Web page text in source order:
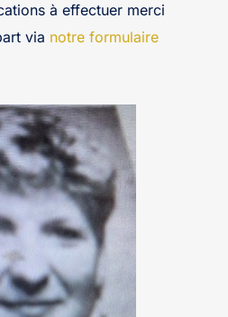
à effectuer merci
via notre formulaire